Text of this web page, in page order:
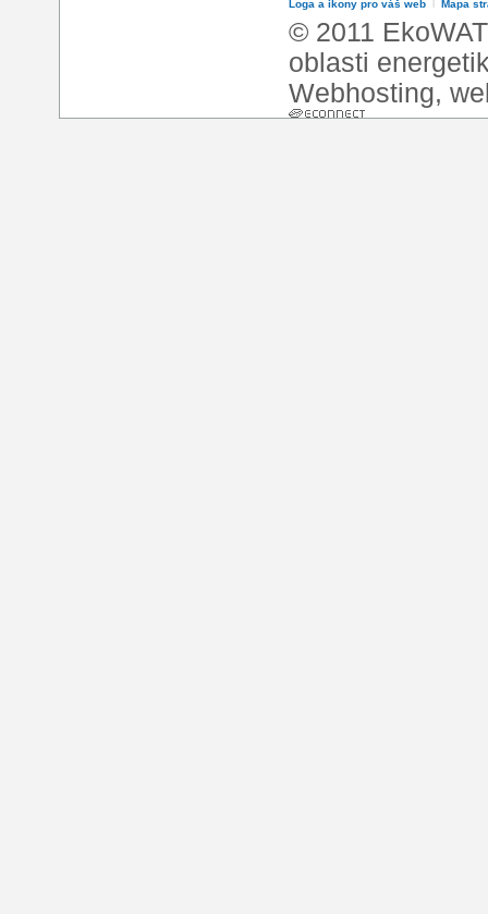
Loga a ikony pro váš web Mapa
© 2011
oblasti
Webhosting,